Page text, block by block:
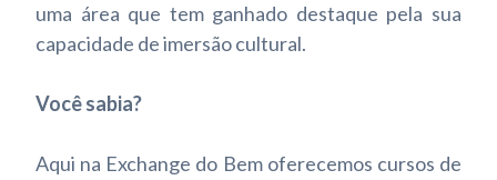
uma área que tem ganhado destaque pela sua
capacidade de imersão cultural.
Você sabia?
Aqui na Exchange do Bem oferecemos cursos de